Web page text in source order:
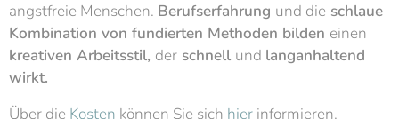
angstfreie Menschen. Berufserfahrung und die schlaue
Kombination von fundierten Methoden bilden einen
kreativen Arbeitsstil, der schnell und langanhaltend
wirkt.
Über die Kosten können Sie sich hier informieren.